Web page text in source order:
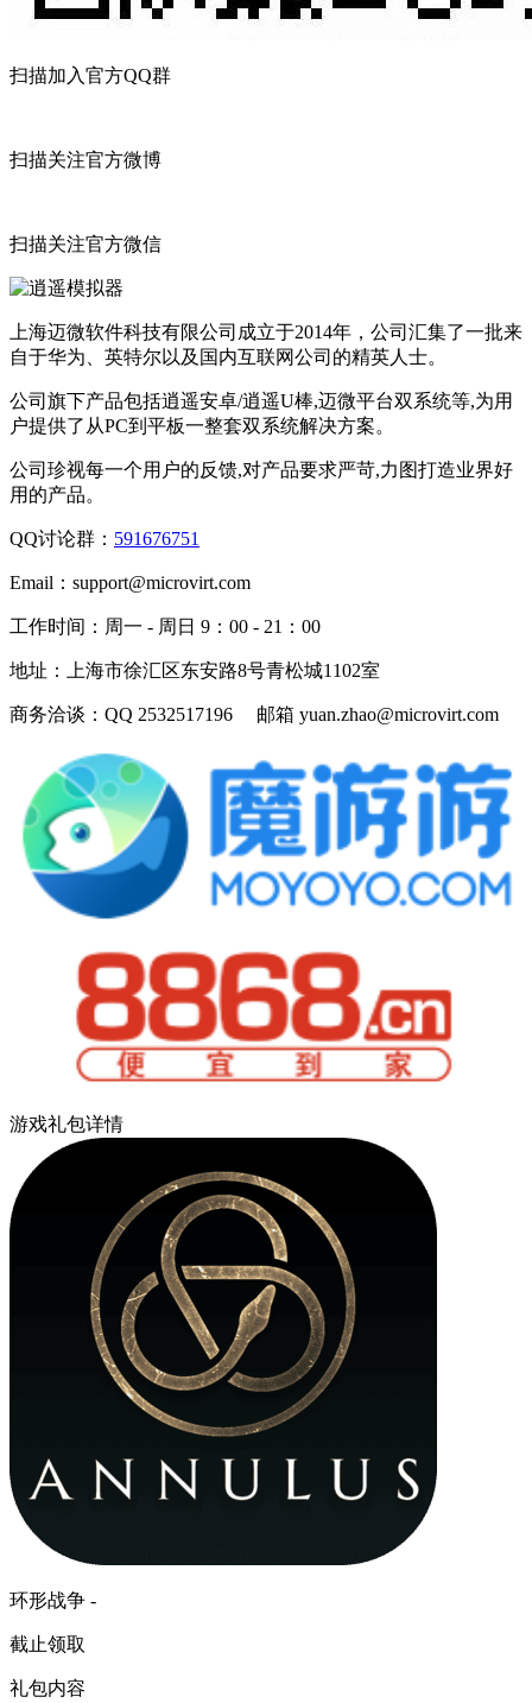
扫描加入官方QQ群
扫描关注官方微博
扫描关注官方微信
上海迈微软件科技有限公司成立于2014年，公司汇集了一批来
自于华为、英特尔以及国内互联网公司的精英人士。
公司旗下产品包括逍遥安卓/逍遥U棒,迈微平台双系统等,为用
户提供了从PC到平板一整套双系统解决方案。
公司珍视每一个用户的反馈,对产品要求严苛,力图打造业界好
用的产品。
QQ讨论群： 591676751
Email： support@microvirt.com
工作时间： 周一 - 周日 9：00 - 21：00
地址： 上海市徐汇区东安路8号青松城1102室
商务洽谈： QQ 2532517196 邮箱 yuan.zhao@microvirt.com
游戏礼包详情
环形战争 -
截止领取
礼包内容